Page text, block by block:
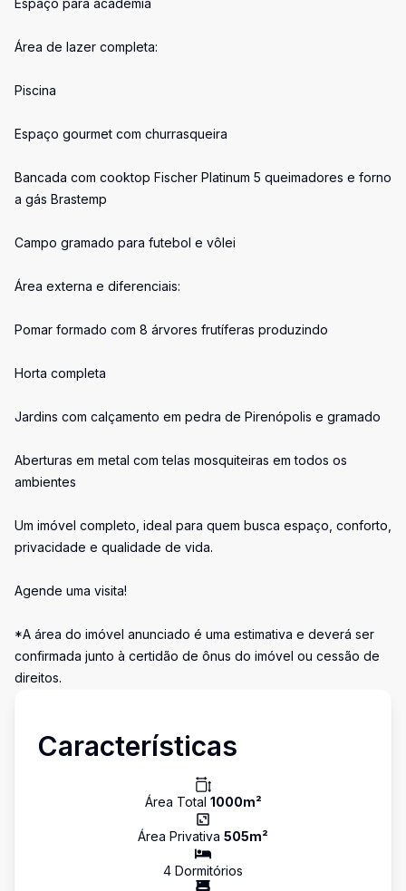
Espaço para academia
Área de lazer completa:
Piscina
Espaço gourmet com churrasqueira
Bancada com cooktop Fischer Platinum 5 queimadores e forno
a gás Brastemp
Campo gramado para futebol e vôlei
Área externa e diferenciais:
Pomar formado com 8 árvores frutíferas produzindo
Horta completa
Jardins com calçamento em pedra de Pirenópolis e gramado
Aberturas em metal com telas mosquiteiras em todos os
ambientes
Um imóvel completo, ideal para quem busca espaço, conforto,
privacidade e qualidade de vida.
Agende uma visita!
*A área do imóvel anunciado é uma estimativa e deverá ser
confirmada junto à certidão de ônus do imóvel ou cessão de
direitos.
Características
Área Total 1000m²
Área Privativa 505m²
4 Dormitórios